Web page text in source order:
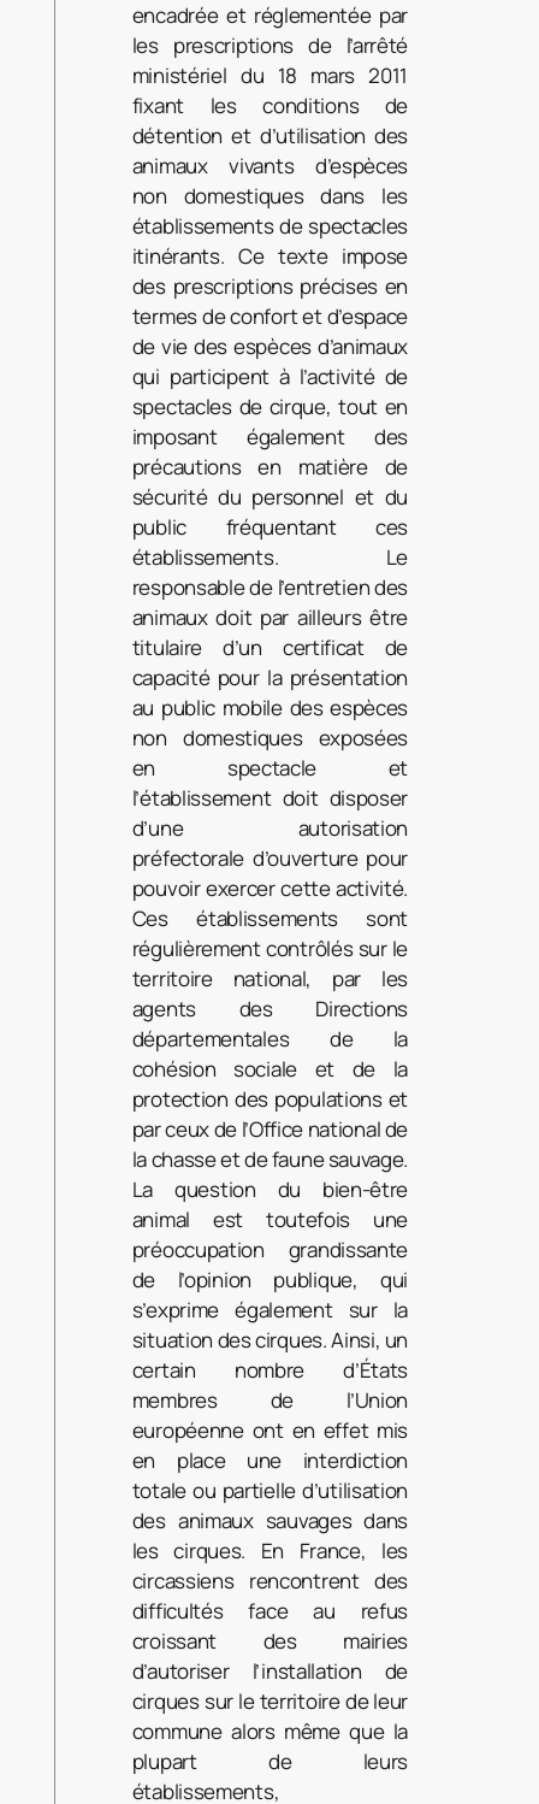
encadrée et réglementée par
les prescriptions de l’arrêté
ministériel du 18 mars 2011
fixant les conditions de
détention et d’utilisation des
animaux vivants d’espèces
non domestiques dans les
établissements de spectacles
itinérants. Ce texte impose
des prescriptions précises en
termes de confort et d’espace
de vie des espèces d’animaux
qui participent à l’activité de
spectacles de cirque, tout en
imposant également des
précautions en matière de
sécurité du personnel et du
public fréquentant ces
établissements. Le
responsable de l’entretien des
animaux doit par ailleurs être
titulaire d’un certificat de
capacité pour la présentation
au public mobile des espèces
non domestiques exposées
en spectacle et
l’établissement doit disposer
d’une autorisation
préfectorale d’ouverture pour
pouvoir exercer cette activité.
Ces établissements sont
régulièrement contrôlés sur le
territoire national, par les
agents des Directions
départementales de la
cohésion sociale et de la
protection des populations et
par ceux de l’Office national de
la chasse et de faune sauvage.
La question du bien-être
animal est toutefois une
préoccupation grandissante
de l’opinion publique, qui
s’exprime également sur la
situation des cirques. Ainsi, un
certain nombre d’États
membres de l’Union
européenne ont en effet mis
en place une interdiction
totale ou partielle d’utilisation
des animaux sauvages dans
les cirques. En France, les
circassiens rencontrent des
difficultés face au refus
croissant des mairies
d’autoriser l’installation de
cirques sur le territoire de leur
commune alors même que la
plupart de leurs
établissements,